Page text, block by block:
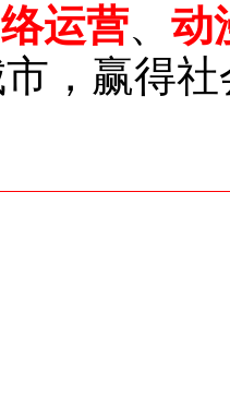
运营、 动
，赢得